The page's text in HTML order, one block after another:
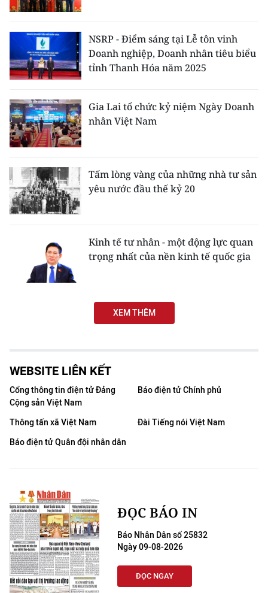
NSRP - Điểm sáng tại Lễ tôn vinh
Doanh nghiệp, Doanh nhân tiêu biểu
tỉnh Thanh Hóa năm 2025
Gia Lai tổ chức kỷ niệm Ngày Doanh
nhân Việt Nam
Tấm lòng vàng của những nhà tư sản
yêu nước đầu thế kỷ 20
Kinh tế tư nhân - một động lực quan
trọng nhất của nền kinh tế quốc gia
XEM THÊM
WEBSITE LIÊN KẾT
Cổng thông tin điện tử Đảng
Cộng sản Việt Nam
Báo điện tử Chính phủ
Thông tấn xã Việt Nam
Đài Tiếng nói Việt Nam
Báo điện tử Quân đội nhân dân
ĐỌC BÁO IN
Báo Nhân Dân số 25832
Ngày 09-08-2026
ĐỌC NGAY